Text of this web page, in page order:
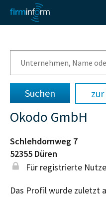
Okodo GmbH
Schlehdornweg 7
52355 Düren
Für registrierte
Das Profil wurde zuletzt